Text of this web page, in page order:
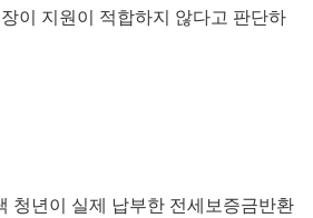
이 지원이 적합하지 않다고 판단하
청년이 실제 납부한 전세보증금반환